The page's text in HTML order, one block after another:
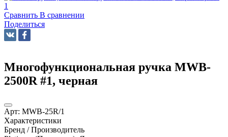
Сравнить В сравнении
Поделиться
Многофункциональная ручка MWB-
2500R #1, черная
Арт: MWB-25R/1
Характеристики
Бренд / Производитель